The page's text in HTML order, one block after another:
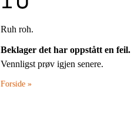
Ruh roh.
Beklager det har oppstått en feil.
Vennligst prøv igjen senere.
Forside »